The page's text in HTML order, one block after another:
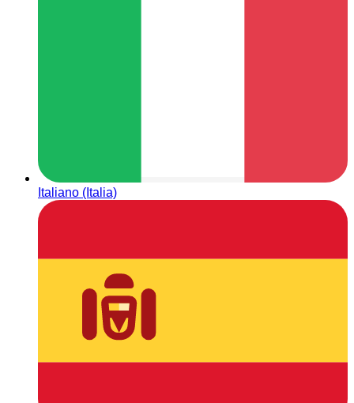
Italiano (Italia)